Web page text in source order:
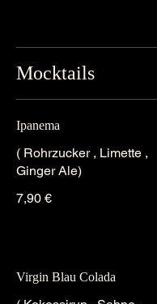
Mocktails
Ipanema
( Rohrzucker , Limette ,
Ginger Ale)
7,90 €
Virgin Blau Colada